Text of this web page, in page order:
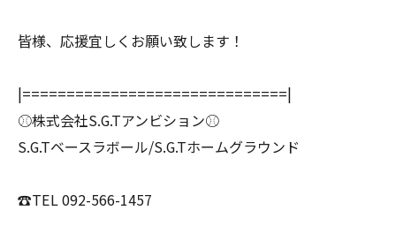
皆様、応援宜しくお願い致します！
|==============================|
⚾️株式会社S.G.Tアンビション⚾️
S.G.Tベースラボール/S.G.Tホームグラウンド
☎️TEL 092-566-1457